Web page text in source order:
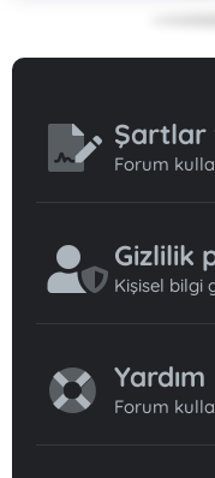
Şartlar
Forum
Gizlilik
Kişisel bilgi
Yardım
Forum